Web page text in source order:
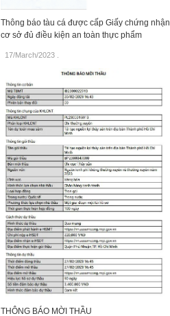
Thông báo tàu cá được cấp Giấy chứng nhận
cơ sở đủ điều kiện an toàn thực phẩm
17/March/2023.
THÔNG BÁO MỜI THẦU